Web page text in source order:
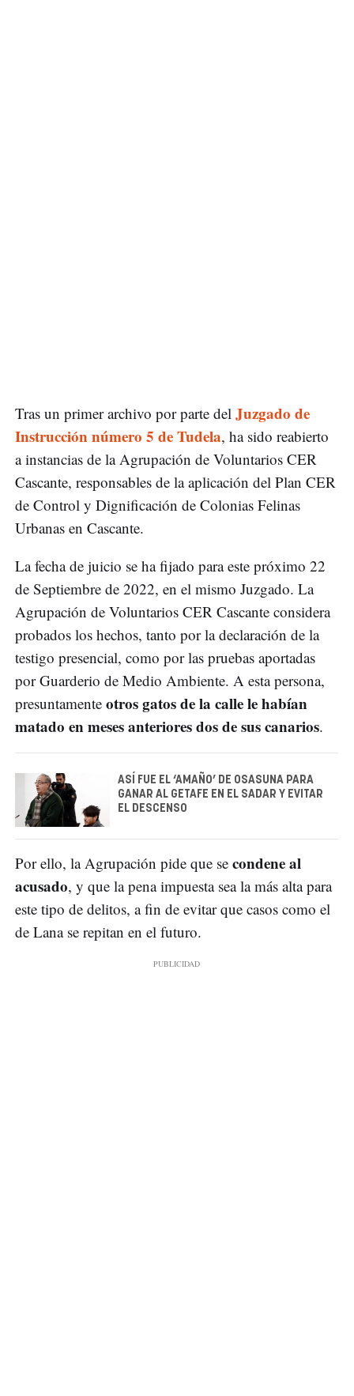
Tras un primer archivo por parte del Juzgado de
Instrucción número 5 de Tudela, ha sido reabierto
a instancias de la Agrupación de Voluntarios CER
Cascante, responsables de la aplicación del Plan CER
de Control y Dignificación de Colonias Felinas
Urbanas en Cascante.
La fecha de juicio se ha fijado para este próximo 22
de Septiembre de 2022, en el mismo Juzgado. La
Agrupación de Voluntarios CER Cascante considera
probados los hechos, tanto por la declaración de la
testigo presencial, como por las pruebas aportadas
por Guarderio de Medio Ambiente. A esta persona,
presuntamente otros gatos de la calle le habían
matado en meses anteriores dos de sus canarios.
ASÍ FUE EL ‘AMAÑO’ DE OSASUNA PARA
GANAR AL GETAFE EN EL SADAR Y EVITAR
EL DESCENSO
Por ello, la Agrupación pide que se condene al
acusado, y que la pena impuesta sea la más alta para
este tipo de delitos, a fin de evitar que casos como el
de Lana se repitan en el futuro.